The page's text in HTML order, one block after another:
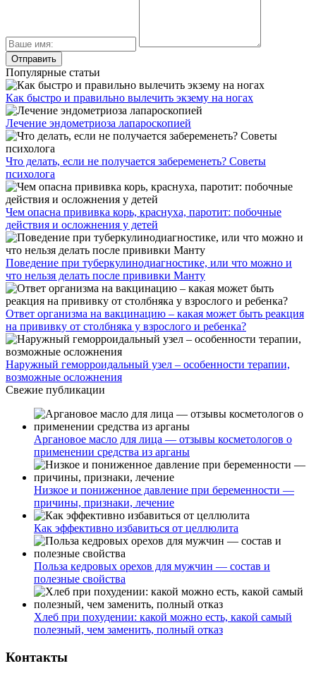
Популярные статьи
Как быстро и правильно вылечить экзему на ногах
Лечение эндометриоза лапароскопией
Что делать, если не получается забеременеть? Советы
психолога
Чем опасна прививка корь, краснуха, паротит: побочные
действия и осложнения у детей
Поведение при туберкулинодиагностике, или что можно и
что нельзя делать после прививки Манту
Ответ организма на вакцинацию – какая может быть реакция
на прививку от столбняка у взрослого и ребенка?
Наружный геморроидальный узел – особенности терапии,
возможные осложнения
Свежие публикации
Аргановое масло для лица — отзывы косметологов о
применении средства из арганы
Низкое и пониженное давление при беременности —
причины, признаки, лечение
Как эффективно избавиться от целлюлита
Польза кедровых орехов для мужчин — состав и
полезные свойства
Хлеб при похудении: какой можно есть, какой самый
полезный, чем заменить, полный отказ
Контакты